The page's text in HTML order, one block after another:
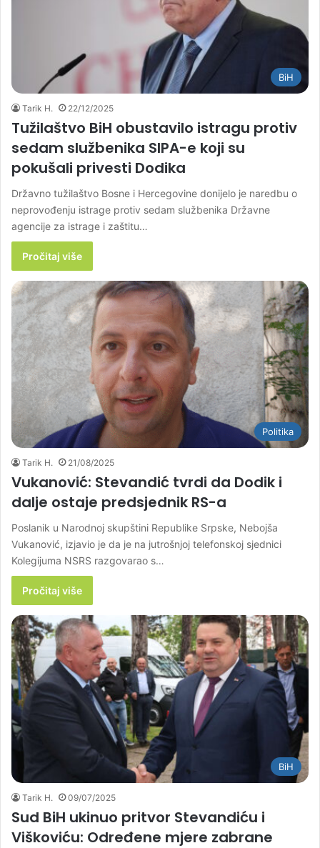
BiH
Tarik H. 22/12/2025
Tužilaštvo BiH obustavilo istragu protiv
sedam službenika SIPA-e koji su
pokušali privesti Dodika
Državno tužilaštvo Bosne i Hercegovine donijelo je naredbu o
neprovođenju istrage protiv sedam službenika Državne
agencije za istrage i zaštitu…
Pročitaj više
Politika
Tarik H. 21/08/2025
Vukanović: Stevandić tvrdi da Dodik i
dalje ostaje predsjednik RS-a
Poslanik u Narodnoj skupštini Republike Srpske, Nebojša
Vukanović, izjavio je da je na jutrošnjoj telefonskoj sjednici
Kolegijuma NSRS razgovarao s…
Pročitaj više
BiH
Tarik H. 09/07/2025
Sud BiH ukinuo pritvor Stevandiću i
Viškoviću: Određene mjere zabrane